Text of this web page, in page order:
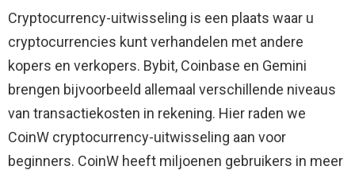
Cryptocurrency-uitwisseling is een plaats waar u
cryptocurrencies kunt verhandelen met andere
kopers en verkopers. Bybit, Coinbase en Gemini
brengen bijvoorbeeld allemaal verschillende niveaus
van transactiekosten in rekening. Hier raden we
CoinW cryptocurrency-uitwisseling aan voor
beginners. CoinW heeft miljoenen gebruikers in meer